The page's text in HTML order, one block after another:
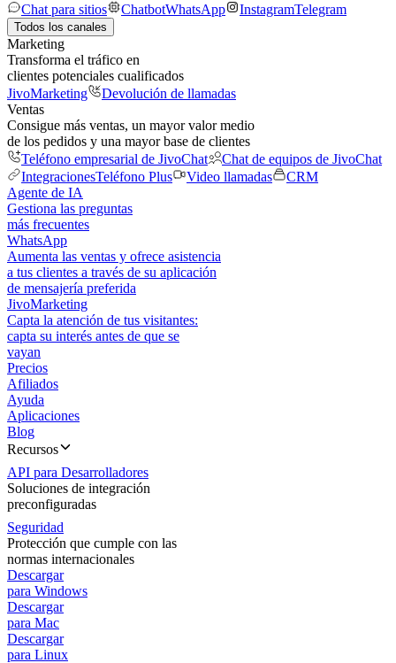
Chat para sitios
ChatbotWhatsApp InstagramTelegram
Todos los canales
Marketing
Transforma el tráfico en
clientes potenciales cualificados
JivoMarketing
Devolución de llamadas
Ventas
Consigue más ventas, un mayor valor medio
de los pedidos y una mayor base de clientes
Teléfono empresarial de JivoChat
Chat de equipos de JivoChat
IntegracionesTeléfono Plus Video llamadas
CRM
Agente de IA
Gestiona las preguntas
más frecuentes
WhatsApp
Aumenta las ventas y ofrece asistencia
a tus clientes a través de su aplicación
de mensajería preferida
JivoMarketing
Capta la atención de tus visitantes:
capta su interés antes de que se
vayan
Precios
Afiliados
Ayuda
Aplicaciones
Blog
Recursos
API para Desarrolladores
Soluciones de integración
preconfiguradas
Seguridad
Protección que cumple con las
normas internacionales
Descargar
para Windows
Descargar
para Mac
Descargar
para Linux